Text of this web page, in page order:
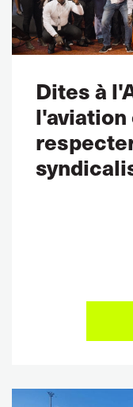
Dites à
l'aviation